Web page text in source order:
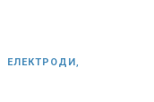
ЕЛЕКТРОДИ,